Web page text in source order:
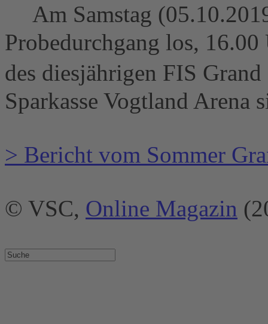
Am Samstag
Probedurchgang los,
des diesjährigen FIS
Sparkasse Vogtland Arena
> Bericht vom Sommer
© VSC, Online Magazin